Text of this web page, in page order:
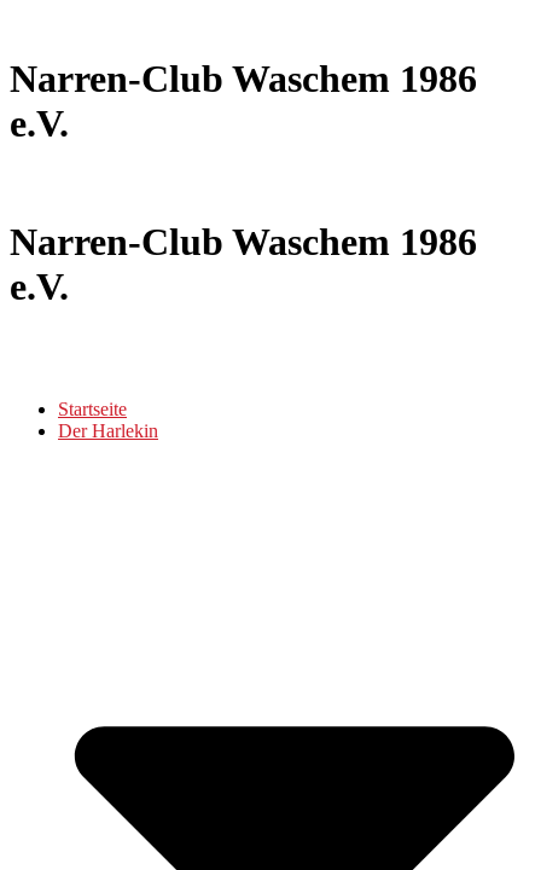
Narren-Club Waschem 1986
e.V.
Narren-Club Waschem 1986
e.V.
Startseite
Der Harlekin